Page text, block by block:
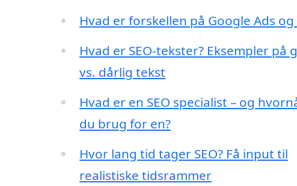
Hvad er forskellen på Google Ads og
Hvad er SEO-tekster? Eksempler på
vs. dårlig tekst
Hvad er en SEO specialist – og
du brug for en?
Hvor lang tid tager SEO? Få input til
realistiske tidsrammer